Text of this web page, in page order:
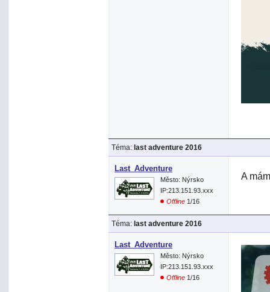
Téma: last adventure 2016
Last_Adventure
Město: Nýrsko
IP:213.151.93.xxx
Offline 1/16
A
Téma: last adventure 2016
Last_Adventure
Město: Nýrsko
IP:213.151.93.xxx
Offline 1/16